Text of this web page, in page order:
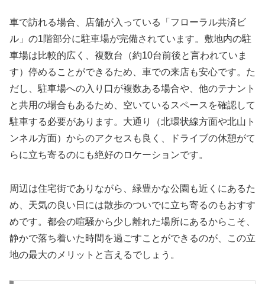
車で訪れる場合、店舗が入っている「フローラル共済ビ
ル」の1階部分に駐車場が完備されています。敷地内の駐
車場は比較的広く、複数台（約10台前後と言われていま
す）停めることができるため、車での来店も安心です。た
だし、駐車場への入り口が複数ある場合や、他のテナント
と共用の場合もあるため、空いているスペースを確認して
駐車する必要があります。大通り（北環状線方面や北山ト
ンネル方面）からのアクセスも良く、ドライブの休憩がて
らに立ち寄るのにも絶好のロケーションです。
周辺は住宅街でありながら、緑豊かな公園も近くにあるた
め、天気の良い日には散歩のついでに立ち寄るのもおすす
めです。都会の喧騒から少し離れた場所にあるからこそ、
静かで落ち着いた時間を過ごすことができるのが、この立
地の最大のメリットと言えるでしょう。